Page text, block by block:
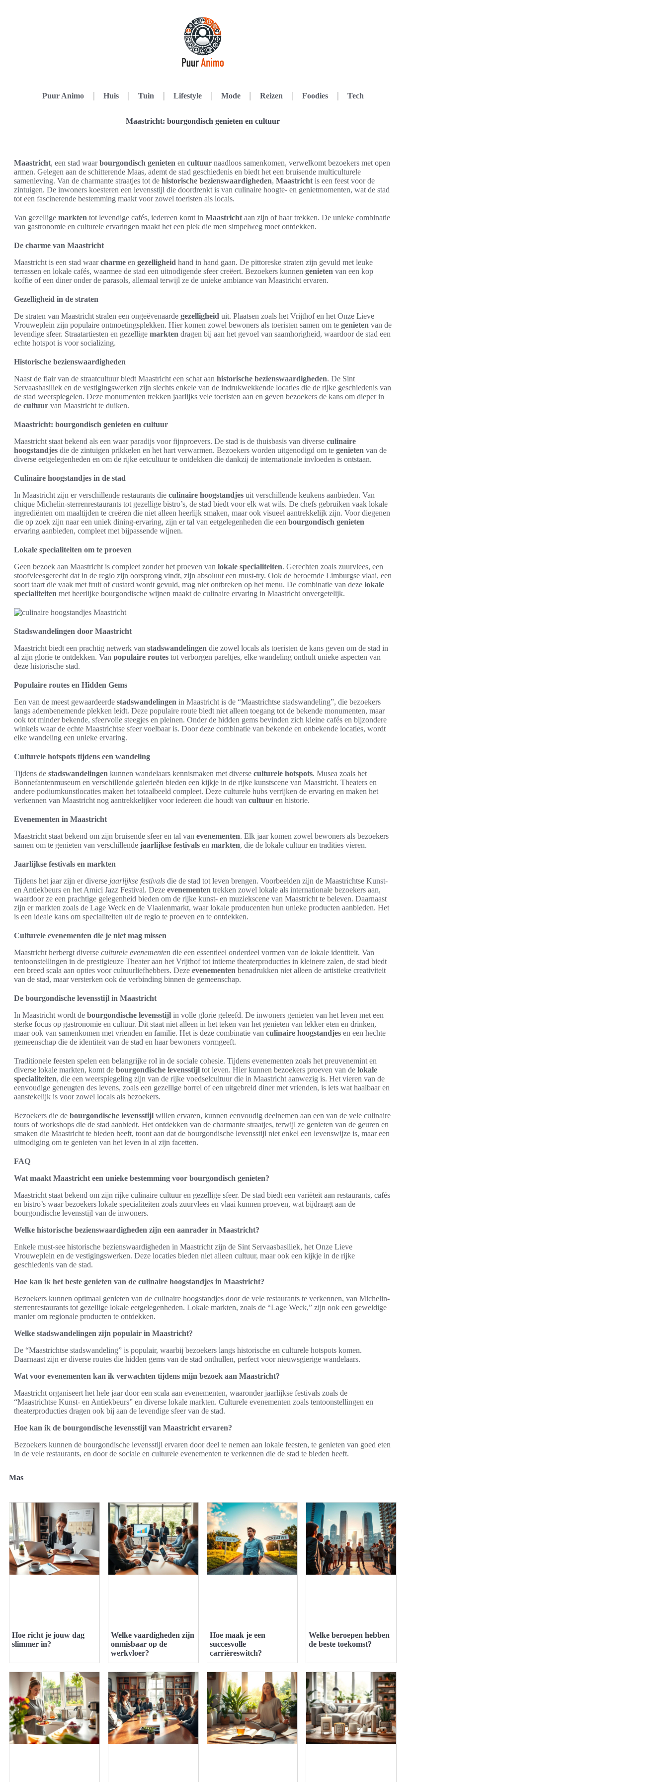
Puur Animo Huis Tuin Lifestyle Mode Reizen Foodies Tech
Maastricht: bourgondisch genieten en cultuur
Maastricht, een stad waarbourgondisch genieten en cultuur naadloos samenkomen, verwelkomt bezoekers met open
armen. Gelegen aan de schitterende Maas, ademt de stad geschiedenis en biedt het een bruisende multiculturele
samenleving. Van de charmante straatjes tot de historische bezienswaardigheden, Maastricht is een feest voor de
zintuigen. De inwoners koesteren een levensstijl die doordrenkt is van culinaire hoogte- en genietmomenten, wat de stad
tot een fascinerende bestemming maakt voor zowel toeristen als locals.
Van gezellige markten tot levendige cafés, iedereen komt in Maastricht aan zijn of haar trekken. De unieke combinatie
van gastronomie en culturele ervaringen maakt het een plek die men simpelweg moet ontdekken.
De charme van Maastricht
Maastricht is een stad waarcharme en gezelligheid hand in hand gaan. De pittoreske straten zijn gevuld met leuke
terrassen en lokale cafés, waarmee de stad een uitnodigende sfeer creëert. Bezoekers kunnen genieten van een kop
koffie of een diner onder de parasols, allemaal terwijl ze de unieke ambiance van Maastricht ervaren.
Gezelligheid in de straten
De straten van Maastricht stralen een ongeëvenaarde gezelligheid uit. Plaatsen zoals het Vrijthof en het Onze Lieve
Vrouweplein zijn populaire ontmoetingsplekken. Hier komen zowel bewoners als toeristen samen om te genieten van de
levendige sfeer. Straatartiesten en gezellige markten dragen bij aan het gevoel van saamhorigheid, waardoor de stad een
echte hotspot is voor socializing.
Historische bezienswaardigheden
Naast de flair van de straatcultuur biedt Maastricht een schat aan historische bezienswaardigheden. De Sint
Servaasbasiliek en de vestigingswerken zijn slechts enkele van de indrukwekkende locaties die de rijke geschiedenis van
de stad weerspiegelen. Deze monumenten trekken jaarlijks vele toeristen aan en geven bezoekers de kans om dieper in
de cultuur van Maastricht te duiken.
Maastricht: bourgondisch genieten en cultuur
Maastricht staat bekend als een waar paradijs voor fijnproevers. De stad is de thuisbasis van diverse culinaire
hoogstandjes die de zintuigen prikkelen en het hart verwarmen. Bezoekers worden uitgenodigd om te genieten van de
diverse eetgelegenheden en om de rijke eetcultuur te ontdekken die dankzij de internationale invloeden is ontstaan.
Culinaire hoogstandjes in de stad
In Maastricht zijn er verschillende restaurants die culinaire hoogstandjes uit verschillende keukens aanbieden. Van
chique Michelin-sterrenrestaurants tot gezellige bistro’s, de stad biedt voor elk wat wils. De chefs gebruiken vaak lokale
ingrediënten om maaltijden te creëren die niet alleen heerlijk smaken, maar ook visueel aantrekkelijk zijn. Voor diegenen
die op zoek zijn naar een uniek dining-ervaring, zijn er tal van eetgelegenheden die een bourgondisch genieten
ervaring aanbieden, compleet met bijpassende wijnen.
Lokale specialiteiten om te proeven
Geen bezoek aan Maastricht is compleet zonder het proeven van lokale specialiteiten. Gerechten zoals zuurvlees, een
stoofvleesgerecht dat in de regio zijn oorsprong vindt, zijn absoluut een must-try. Ook de beroemde Limburgse vlaai, een
soort taart die vaak met fruit of custard wordt gevuld, mag niet ontbreken op het menu. De combinatie van deze lokale
specialiteiten met heerlijke bourgondische wijnen maakt de culinaire ervaring in Maastricht onvergetelijk.
Stadswandelingen door Maastricht
Maastricht biedt een prachtig netwerk van stadswandelingen die zowel locals als toeristen de kans geven om de stad in
al zijn glorie te ontdekken. Van populaire routes tot verborgen pareltjes, elke wandeling onthult unieke aspecten van
deze historische stad.
Populaire routes en Hidden Gems
Een van de meest gewaardeerde stadswandelingen in Maastricht is de “Maastrichtse stadswandeling”, die bezoekers
langs adembenemende plekken leidt. Deze populaire route biedt niet alleen toegang tot de bekende monumenten, maar
ook tot minder bekende, sfeervolle steegjes en pleinen. Onder de hidden gems bevinden zich kleine cafés en bijzondere
winkels waar de echte Maastrichtse sfeer voelbaar is. Door deze combinatie van bekende en onbekende locaties, wordt
elke wandeling een unieke ervaring.
Culturele hotspots tijdens een wandeling
Tijdens de stadswandelingen kunnen wandelaars kennismaken met diverse culturele hotspots. Musea zoals het
Bonnefantenmuseum en verschillende galerieën bieden een kijkje in de rijke kunstscene van Maastricht. Theaters en
andere podiumkunstlocaties maken het totaalbeeld compleet. Deze culturele hubs verrijken de ervaring en maken het
verkennen van Maastricht nog aantrekkelijker voor iedereen die houdt van cultuur en historie.
Evenementen in Maastricht
Maastricht staat bekend om zijn bruisende sfeer en tal van evenementen. Elk jaar komen zowel bewoners als bezoekers
samen om te genieten van verschillende jaarlijkse festivals en markten, die de lokale cultuur en tradities vieren.
Jaarlijkse festivals en markten
Tijdens het jaar zijn er diverse jaarlijkse festivals die de stad tot leven brengen. Voorbeelden zijn de Maastrichtse Kunst-
en Antiekbeurs en het Amici Jazz Festival. Deze evenementen trekken zowel lokale als internationale bezoekers aan,
waardoor ze een prachtige gelegenheid bieden om de rijke kunst- en muziekscene van Maastricht te beleven. Daarnaast
zijn er markten zoals de Lage Weck en de Vlaaienmarkt, waar lokale producenten hun unieke producten aanbieden. Het
is een ideale kans om specialiteiten uit de regio te proeven en te ontdekken.
Culturele evenementen die je niet mag missen
Maastricht herbergt diverse culturele evenementen die een essentieel onderdeel vormen van de lokale identiteit. Van
tentoonstellingen in de prestigieuze Theater aan het Vrijthof tot intieme theaterproducties in kleinere zalen, de stad biedt
een breed scala aan opties voor cultuurliefhebbers. Deze evenementen benadrukken niet alleen de artistieke creativiteit
van de stad, maar versterken ook de verbinding binnen de gemeenschap.
De bourgondische levensstijl in Maastricht
In Maastricht wordt de bourgondische levensstijl in volle glorie geleefd. De inwoners genieten van het leven met een
sterke focus op gastronomie en cultuur. Dit staat niet alleen in het teken van het genieten van lekker eten en drinken,
maar ook van samenkomen met vrienden en familie. Het is deze combinatie van culinaire hoogstandjes en een hechte
gemeenschap die de identiteit van de stad en haar bewoners vormgeeft.
Traditionele feesten spelen een belangrijke rol in de sociale cohesie. Tijdens evenementen zoals het preuvenemint en
diverse lokale markten, komt de bourgondische levensstijl tot leven. Hier kunnen bezoekers proeven van de lokale
specialiteiten, die een weerspiegeling zijn van de rijke voedselcultuur die in Maastricht aanwezig is. Het vieren van de
eenvoudige geneugten des levens, zoals een gezellige borrel of een uitgebreid diner met vrienden, is iets wat haalbaar en
aanstekelijk is voor zowel locals als bezoekers.
Bezoekers die de bourgondische levensstijl willen ervaren, kunnen eenvoudig deelnemen aan een van de vele culinaire
tours of workshops die de stad aanbiedt. Het ontdekken van de charmante straatjes, terwijl ze genieten van de geuren en
smaken die Maastricht te bieden heeft, toont aan dat de bourgondische levensstijl niet enkel een levenswijze is, maar een
uitnodiging om te genieten van het leven in al zijn facetten.
FAQ
Wat maakt Maastricht een unieke bestemming voor bourgondisch genieten?
Maastricht staat bekend om zijn rijke culinaire cultuur en gezellige sfeer. De stad biedt een variëteit aan restaurants, cafés
en bistro’s waar bezoekers lokale specialiteiten zoals zuurvlees en vlaai kunnen proeven, wat bijdraagt aan de
bourgondische levensstijl van de inwoners.
Welke historische bezienswaardigheden zijn een aanrader in Maastricht?
Enkele must-see historische bezienswaardigheden in Maastricht zijn de Sint Servaasbasiliek, het Onze Lieve
Vrouweplein en de vestigingswerken. Deze locaties bieden niet alleen cultuur, maar ook een kijkje in de rijke
geschiedenis van de stad.
Hoe kan ik het beste genieten van de culinaire hoogstandjes in Maastricht?
Bezoekers kunnen optimaal genieten van de culinaire hoogstandjes door de vele restaurants te verkennen, van Michelin-
sterrenrestaurants tot gezellige lokale eetgelegenheden. Lokale markten, zoals de “Lage Weck,” zijn ook een geweldige
manier om regionale producten te ontdekken.
Welke stadswandelingen zijn populair in Maastricht?
De “Maastrichtse stadswandeling” is populair, waarbij bezoekers langs historische en culturele hotspots komen.
Daarnaast zijn er diverse routes die hidden gems van de stad onthullen, perfect voor nieuwsgierige wandelaars.
Wat voor evenementen kan ik verwachten tijdens mijn bezoek aan Maastricht?
Maastricht organiseert het hele jaar door een scala aan evenementen, waaronder jaarlijkse festivals zoals de
“Maastrichtse Kunst- en Antiekbeurs” en diverse lokale markten. Culturele evenementen zoals tentoonstellingen en
theaterproducties dragen ook bij aan de levendige sfeer van de stad.
Hoe kan ik de bourgondische levensstijl van Maastricht ervaren?
Bezoekers kunnen de bourgondische levensstijl ervaren door deel te nemen aan lokale feesten, te genieten van goed eten
in de vele restaurants, en door de sociale en culturele evenementen te verkennen die de stad te bieden heeft.
Mas
Hoe richt je jouw dag
slimmer in?
Welke vaardigheden zijn
onmisbaar op de
werkvloer?
Hoe maak je een
succesvolle
carrièreswitch?
Welke beroepen hebben
de beste toekomst?